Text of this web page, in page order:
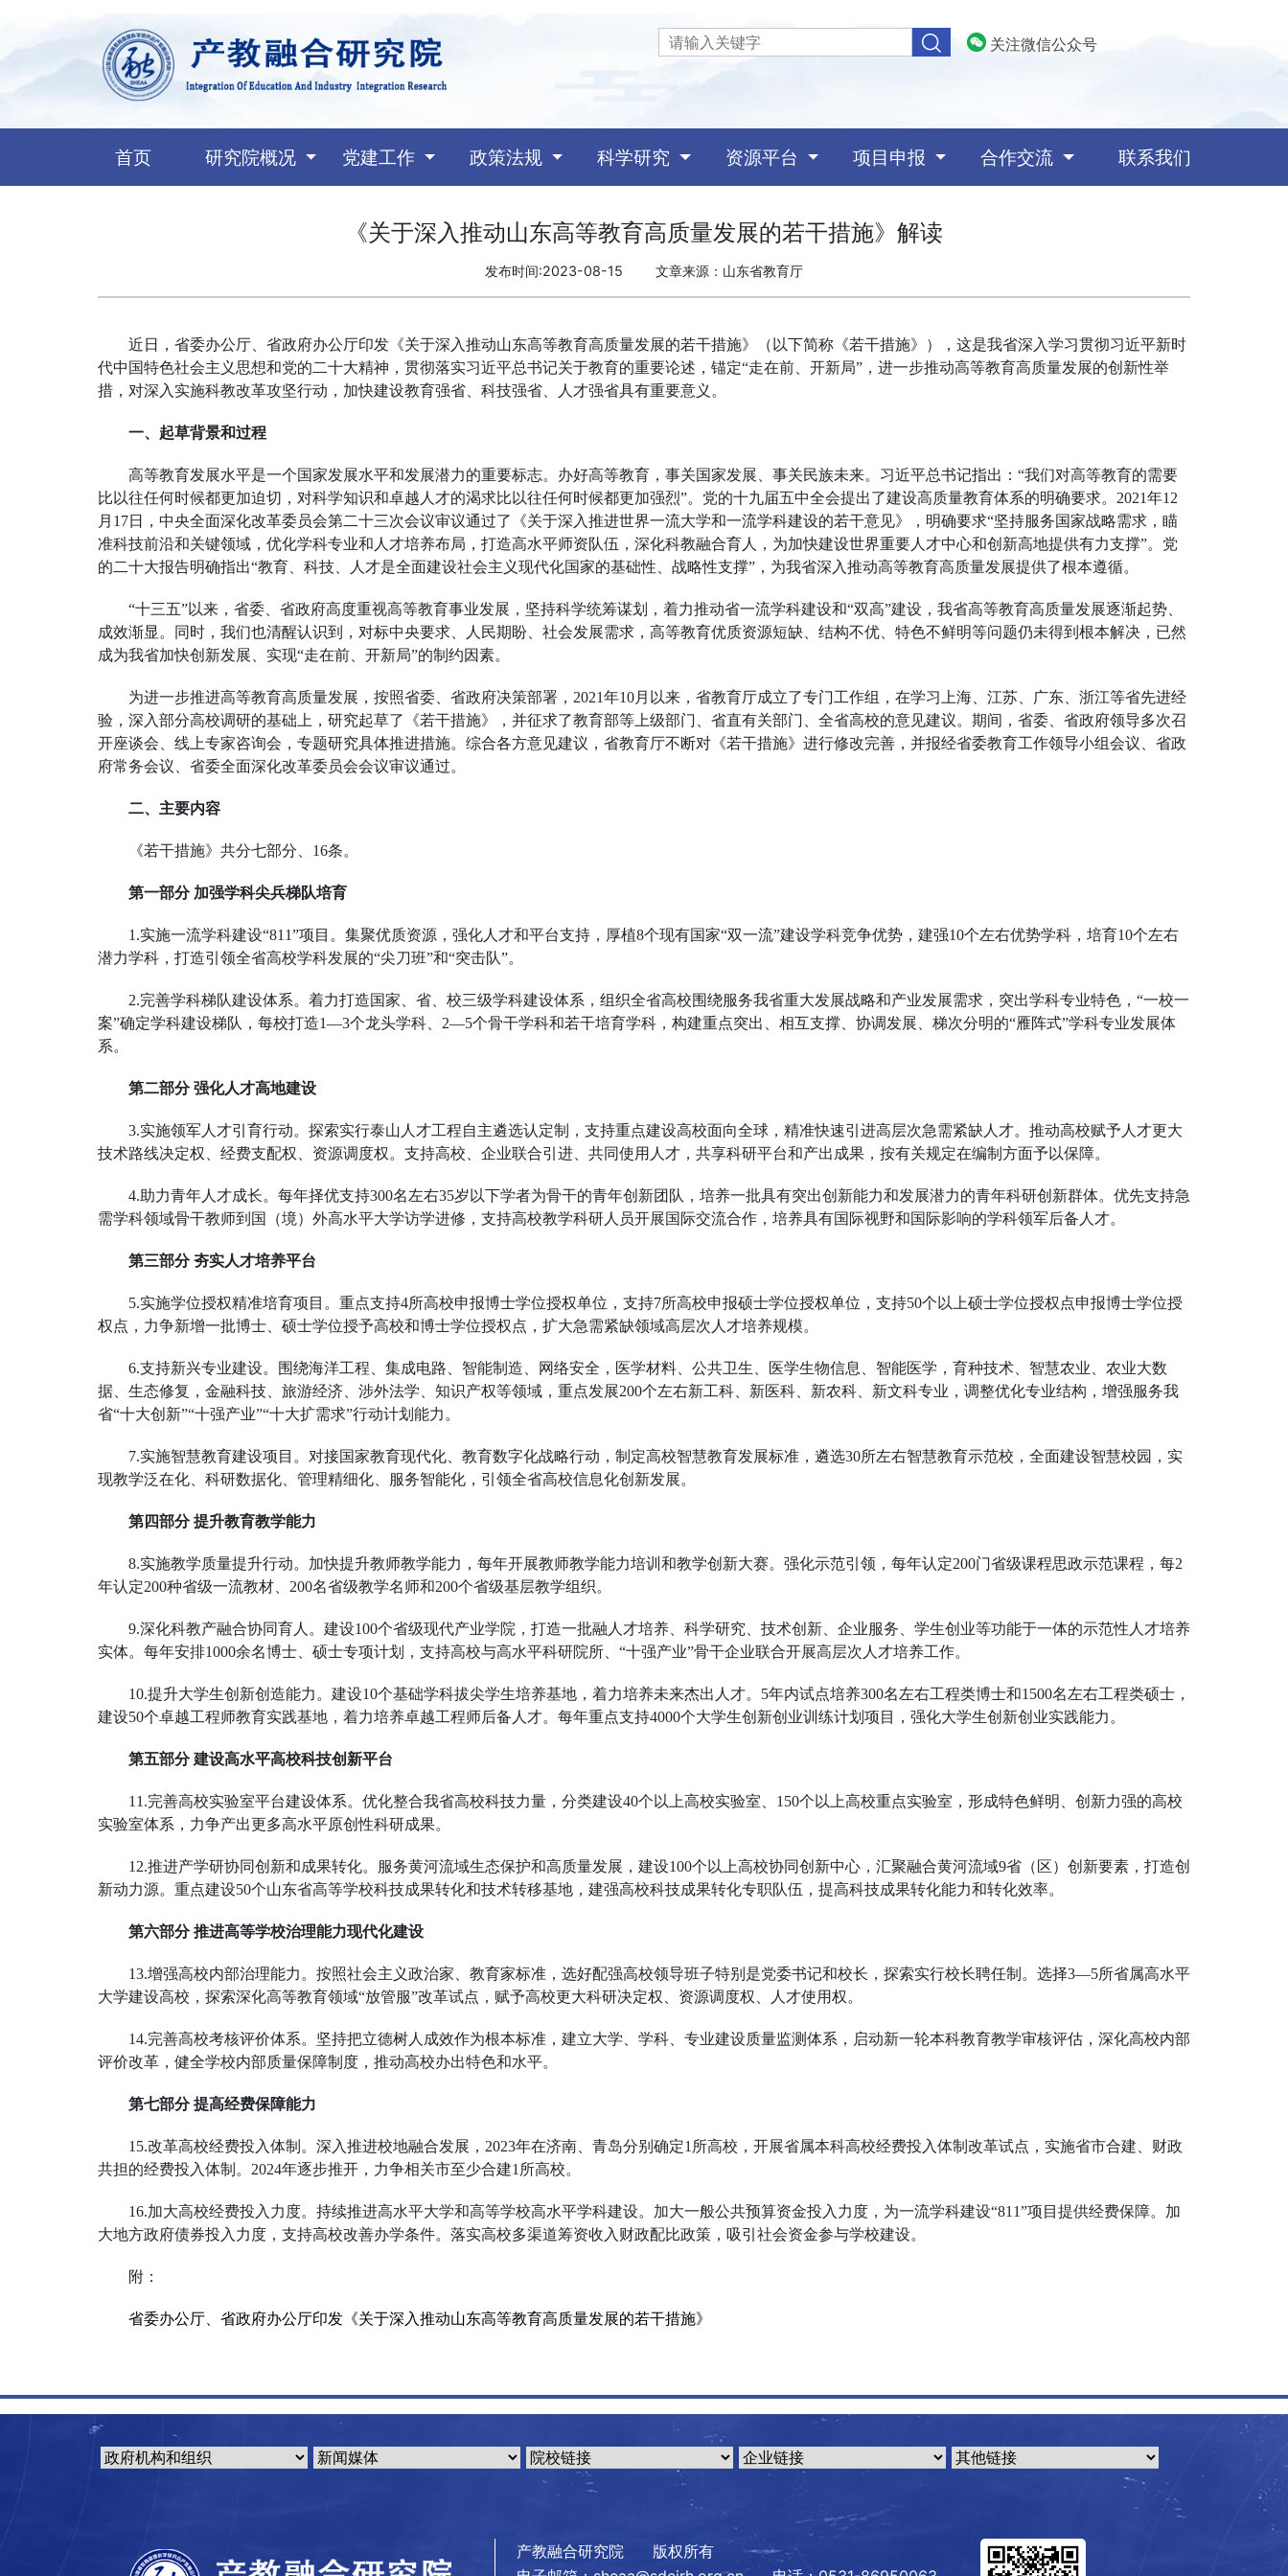
关注微信公众号
首页(current)研究院概况 党建工作 政策法规 科学研究 资源平台 项目申报 合作交流 联系我们
《关于深入推动山东高等教育高质量发展的若干措施》解读
发布时间:2023-08-15 文章来源：山东省教育厅
近日，省委办公厅、省政府办公厅印发《关于深入推动山东高等教育高质量发展的若干措施》（以下简称《若干措施》），这是我省深入学习贯彻习近平新时
代中国特色社会主义思想和党的二十大精神，贯彻落实习近平总书记关于教育的重要论述，锚定“走在前、开新局”，进一步推动高等教育高质量发展的创新性举
措，对深入实施科教改革攻坚行动，加快建设教育强省、科技强省、人才强省具有重要意义。
一、起草背景和过程
高等教育发展水平是一个国家发展水平和发展潜力的重要标志。办好高等教育，事关国家发展、事关民族未来。习近平总书记指出：“我们对高等教育的需要
比以往任何时候都更加迫切，对科学知识和卓越人才的渴求比以往任何时候都更加强烈”。党的十九届五中全会提出了建设高质量教育体系的明确要求。2021年12
月17日，中央全面深化改革委员会第二十三次会议审议通过了《关于深入推进世界一流大学和一流学科建设的若干意见》，明确要求“坚持服务国家战略需求，瞄
准科技前沿和关键领域，优化学科专业和人才培养布局，打造高水平师资队伍，深化科教融合育人，为加快建设世界重要人才中心和创新高地提供有力支撑”。党
的二十大报告明确指出“教育、科技、人才是全面建设社会主义现代化国家的基础性、战略性支撑”，为我省深入推动高等教育高质量发展提供了根本遵循。
“十三五”以来，省委、省政府高度重视高等教育事业发展，坚持科学统筹谋划，着力推动省一流学科建设和“双高”建设，我省高等教育高质量发展逐渐起势、
成效渐显。同时，我们也清醒认识到，对标中央要求、人民期盼、社会发展需求，高等教育优质资源短缺、结构不优、特色不鲜明等问题仍未得到根本解决，已然
成为我省加快创新发展、实现“走在前、开新局”的制约因素。
为进一步推进高等教育高质量发展，按照省委、省政府决策部署，2021年10月以来，省教育厅成立了专门工作组，在学习上海、江苏、广东、浙江等省先进经
验，深入部分高校调研的基础上，研究起草了《若干措施》，并征求了教育部等上级部门、省直有关部门、全省高校的意见建议。期间，省委、省政府领导多次召
开座谈会、线上专家咨询会，专题研究具体推进措施。综合各方意见建议，省教育厅不断对《若干措施》进行修改完善，并报经省委教育工作领导小组会议、省政
府常务会议、省委全面深化改革委员会会议审议通过。
二、主要内容
《若干措施》共分七部分、16条。
第一部分 加强学科尖兵梯队培育
1.实施一流学科建设“811”项目。集聚优质资源，强化人才和平台支持，厚植8个现有国家“双一流”建设学科竞争优势，建强10个左右优势学科，培育10个左右
潜力学科，打造引领全省高校学科发展的“尖刀班”和“突击队”。
2.完善学科梯队建设体系。着力打造国家、省、校三级学科建设体系，组织全省高校围绕服务我省重大发展战略和产业发展需求，突出学科专业特色，“一校一
案”确定学科建设梯队，每校打造1—3个龙头学科、2—5个骨干学科和若干培育学科，构建重点突出、相互支撑、协调发展、梯次分明的“雁阵式”学科专业发展体
系。
第二部分 强化人才高地建设
3.实施领军人才引育行动。探索实行泰山人才工程自主遴选认定制，支持重点建设高校面向全球，精准快速引进高层次急需紧缺人才。推动高校赋予人才更大
技术路线决定权、经费支配权、资源调度权。支持高校、企业联合引进、共同使用人才，共享科研平台和产出成果，按有关规定在编制方面予以保障。
4.助力青年人才成长。每年择优支持300名左右35岁以下学者为骨干的青年创新团队，培养一批具有突出创新能力和发展潜力的青年科研创新群体。优先支持急
需学科领域骨干教师到国（境）外高水平大学访学进修，支持高校教学科研人员开展国际交流合作，培养具有国际视野和国际影响的学科领军后备人才。
第三部分 夯实人才培养平台
5.实施学位授权精准培育项目。重点支持4所高校申报博士学位授权单位，支持7所高校申报硕士学位授权单位，支持50个以上硕士学位授权点申报博士学位授
权点，力争新增一批博士、硕士学位授予高校和博士学位授权点，扩大急需紧缺领域高层次人才培养规模。
6.支持新兴专业建设。围绕海洋工程、集成电路、智能制造、网络安全，医学材料、公共卫生、医学生物信息、智能医学，育种技术、智慧农业、农业大数
据、生态修复，金融科技、旅游经济、涉外法学、知识产权等领域，重点发展200个左右新工科、新医科、新农科、新文科专业，调整优化专业结构，增强服务我
省“十大创新”“十强产业”“十大扩需求”行动计划能力。
7.实施智慧教育建设项目。对接国家教育现代化、教育数字化战略行动，制定高校智慧教育发展标准，遴选30所左右智慧教育示范校，全面建设智慧校园，实
现教学泛在化、科研数据化、管理精细化、服务智能化，引领全省高校信息化创新发展。
第四部分 提升教育教学能力
8.实施教学质量提升行动。加快提升教师教学能力，每年开展教师教学能力培训和教学创新大赛。强化示范引领，每年认定200门省级课程思政示范课程，每2
年认定200种省级一流教材、200名省级教学名师和200个省级基层教学组织。
9.深化科教产融合协同育人。建设100个省级现代产业学院，打造一批融人才培养、科学研究、技术创新、企业服务、学生创业等功能于一体的示范性人才培养
实体。每年安排1000余名博士、硕士专项计划，支持高校与高水平科研院所、“十强产业”骨干企业联合开展高层次人才培养工作。
10.提升大学生创新创造能力。建设10个基础学科拔尖学生培养基地，着力培养未来杰出人才。5年内试点培养300名左右工程类博士和1500名左右工程类硕士，
建设50个卓越工程师教育实践基地，着力培养卓越工程师后备人才。每年重点支持4000个大学生创新创业训练计划项目，强化大学生创新创业实践能力。
第五部分 建设高水平高校科技创新平台
11.完善高校实验室平台建设体系。优化整合我省高校科技力量，分类建设40个以上高校实验室、150个以上高校重点实验室，形成特色鲜明、创新力强的高校
实验室体系，力争产出更多高水平原创性科研成果。
12.推进产学研协同创新和成果转化。服务黄河流域生态保护和高质量发展，建设100个以上高校协同创新中心，汇聚融合黄河流域9省（区）创新要素，打造创
新动力源。重点建设50个山东省高等学校科技成果转化和技术转移基地，建强高校科技成果转化专职队伍，提高科技成果转化能力和转化效率。
第六部分 推进高等学校治理能力现代化建设
13.增强高校内部治理能力。按照社会主义政治家、教育家标准，选好配强高校领导班子特别是党委书记和校长，探索实行校长聘任制。选择3—5所省属高水平
大学建设高校，探索深化高等教育领域“放管服”改革试点，赋予高校更大科研决定权、资源调度权、人才使用权。
14.完善高校考核评价体系。坚持把立德树人成效作为根本标准，建立大学、学科、专业建设质量监测体系，启动新一轮本科教育教学审核评估，深化高校内部
评价改革，健全学校内部质量保障制度，推动高校办出特色和水平。
第七部分 提高经费保障能力
15.改革高校经费投入体制。深入推进校地融合发展，2023年在济南、青岛分别确定1所高校，开展省属本科高校经费投入体制改革试点，实施省市合建、财政
共担的经费投入体制。2024年逐步推开，力争相关市至少合建1所高校。
16.加大高校经费投入力度。持续推进高水平大学和高等学校高水平学科建设。加大一般公共预算资金投入力度，为一流学科建设“811”项目提供经费保障。加
大地方政府债券投入力度，支持高校改善办学条件。落实高校多渠道筹资收入财政配比政策，吸引社会资金参与学校建设。
附：
省委办公厅、省政府办公厅印发《关于深入推动山东高等教育高质量发展的若干措施》
产教融合研究院 版权所有